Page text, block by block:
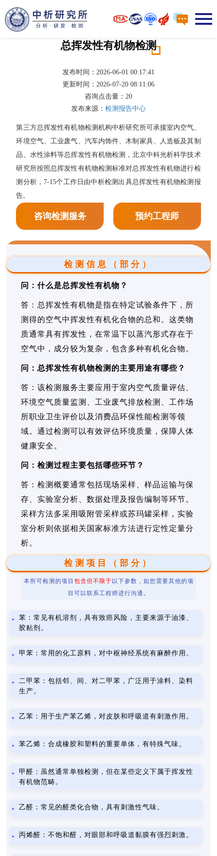
总挥发性有机物检测
发布时间：2026-06-01 00:17:41
更新时间：2026-07-20 08:11:06
咨询点击量： 20
发布来源： 检测报告中心
第三方总挥发性有机物检测机构中析研究所可承接室内空气、
环境空气、工业废气、汽车内饰件、木制家具、人造板及其制
品、水性涂料等总挥发性有机物检测，北京中科光析科学技术
研究所按照总挥发性有机物检测标准对总挥发性有机物进行检
测分析，7-15个工作日由中析检测出具总挥发性有机物检测报
告。
咨询检测服务 预约工程师
检测信息（部分）
问：什么是总挥发性有机物？
答：总挥发性有机物是指在特定试验条件下，所
测得的空气中挥发性有机化合物的总和。这类物
质通常具有挥发性，在常温下以蒸汽形式存在于
空气中，成分较为复杂，包含多种有机化合物。
问：总挥发性有机物检测的主要用途有哪些？
答：该检测服务主要应用于室内空气质量评估、
环境空气质量监测、工业废气排放检测、工作场
所职业卫生评价以及消费品环保性能检测等领
域。通过检测可以有效评估环境质量，保障人体
健康安全。
问：检测过程主要包括哪些环节？
答：检测概要通常包括现场采样、样品运输与保
存、实验室分析、数据处理及报告编制等环节。
采样方法多采用吸附管采样或苏玛罐采样，实验
室分析则依据相关国家标准方法进行定性定量分
析。
检测项目（部分）
本所可检测的项目 包含但不限于 以下参数，如您需要其他的项
目可以联系工程师进行沟通。
苯：常见有机溶剂，具有致癌风险，主要来源于油漆、
胶粘剂。
甲苯：常用的化工原料，对中枢神经系统有麻醉作用。
二甲苯：包括邻、间、对二甲苯，广泛用于涂料、染料
生产。
乙苯：用于生产苯乙烯，对皮肤和呼吸道有刺激作用。
苯乙烯：合成橡胶和塑料的重要单体，有特殊气味。
甲醛：虽然通常单独检测，但在某些定义下属于挥发性
有机物范畴。
乙醛：常见的醛类化合物，具有刺激性气味。
丙烯醛：不饱和醛，对眼部和呼吸道黏膜有强烈刺激。